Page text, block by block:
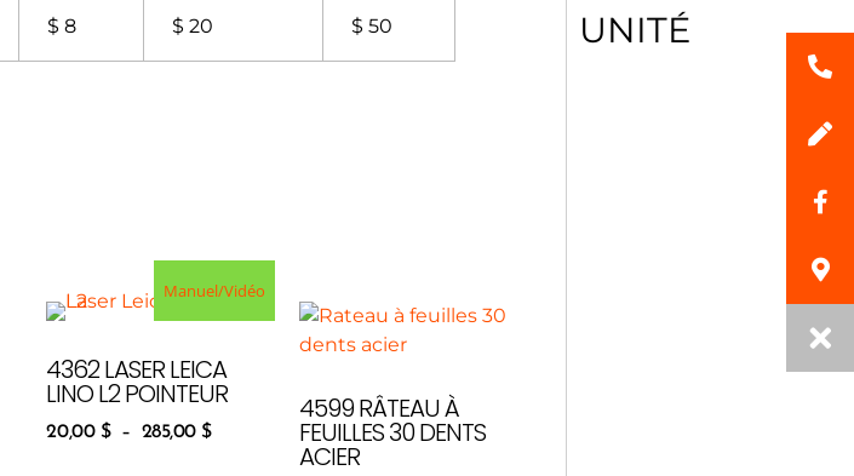
$ 8 $ 20 $ 50
Manuel/Vidéo
4362 LASER LEICA
LINO L2 POINTEUR
20,00 $ – 285,00 $
4599 RÂTEAU À
FEUILLES 30 DENTS
ACIER
UNITÉ